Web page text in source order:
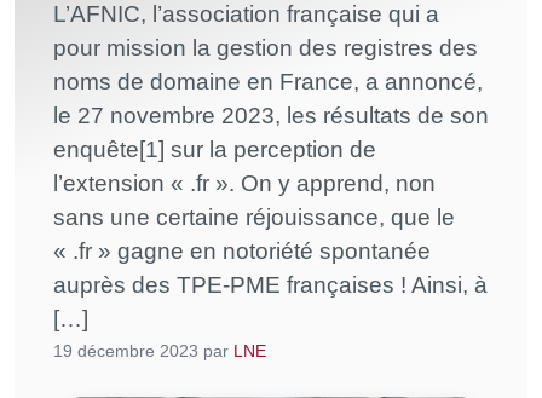
L’AFNIC, l’association française qui a
pour mission la gestion des registres des
noms de domaine en France, a annoncé,
le 27 novembre 2023, les résultats de son
enquête[1] sur la perception de
l’extension « .fr ». On y apprend, non
sans une certaine réjouissance, que le
« .fr » gagne en notoriété spontanée
auprès des TPE-PME françaises ! Ainsi, à
[…]
19 décembre 2023 par LNE